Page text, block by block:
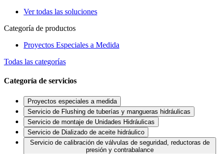
Ver todas las soluciones
Categoría de productos
Proyectos Especiales a Medida
Todas las categorías
Categoría de servicios
Proyectos especiales a medida
Servicio de Flushing de tuberías y mangueras hidráulicas
Servicio de montaje de Unidades Hidráulicas
Servicio de Dializado de aceite hidráulico
Servicio de calibración de válvulas de seguridad, reductoras de
presión y contrabalance